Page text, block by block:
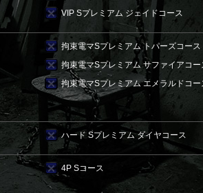
VIP Sプレミアム ジェイドコース
拘束電マSプレミアム トパーズコース
拘束電マSプレミアム サファイアコー
拘束電マSプレミアム エメラルドコー
ハード Sプレミアム ダイヤコース
4P Sコース